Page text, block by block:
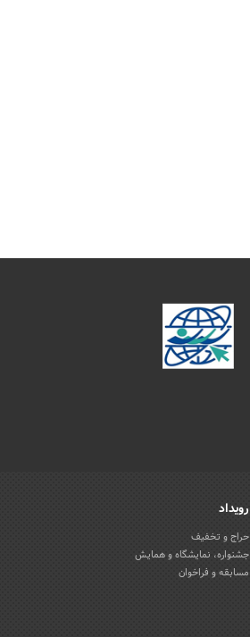
رویداد
حراج و تخفیف
جشنواره، نمایشگاه و همایش
مسابقه و فراخوان